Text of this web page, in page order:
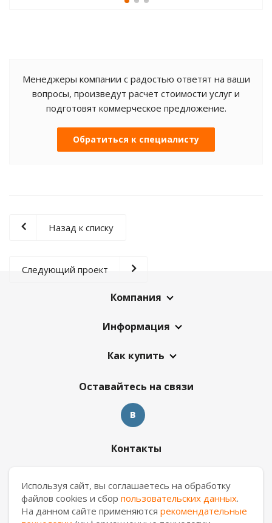
Менеджеры компании с радостью ответят на ваши
вопросы, произведут расчет стоимости услуг и
подготовят коммерческое предложение.
Обратиться к специалисту
Назад к списку
Следующий проект
Компания
Информация
Как купить
Оставайтесь на связи
Контакты
ekb.manager@casa-ceramica.ru
Используя сайт, вы соглашаетесь на обработку
файлов cookies и сбор пользовательских данных.
На данном сайте применяются рекомендательные